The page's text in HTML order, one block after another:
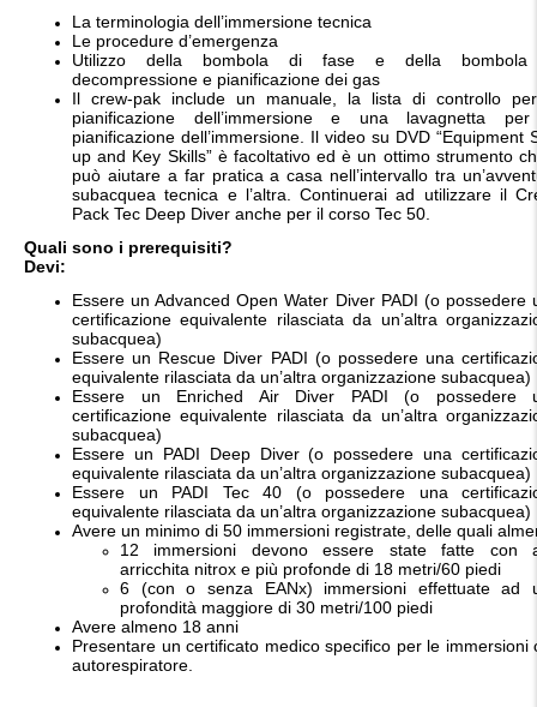
La terminologia dell’immersione tecnica
Le procedure d’emergenza
Utilizzo della bombola di fase e della
decompressione e pianificazione dei gas
Il crew-pak include un manuale, la lista di controllo
pianificazione dell’immersione e una lavagnetta
pianificazione dell’immersione. Il video su DVD “Equipment
up and Key Skills” è facoltativo ed è un ottimo strumento
può aiutare a far pratica a casa nell’intervallo tra
subacquea tecnica e l’altra. Continuerai ad utilizzare il
Pack Tec Deep Diver anche per il corso Tec 50.
Quali sono i prerequisiti?
Devi:
Essere un Advanced Open Water Diver PADI (o possedere
certificazione equivalente rilasciata da un’altra
subacquea)
Essere un Rescue Diver PADI (o possedere una
equivalente rilasciata da un’altra organizzazione subacquea)
Essere un Enriched Air Diver PADI (o possedere
certificazione equivalente rilasciata da un’altra
subacquea)
Essere un PADI Deep Diver (o possedere una
equivalente rilasciata da un’altra organizzazione subacquea)
Essere un PADI Tec 40 (o possedere una
equivalente rilasciata da un’altra organizzazione subacquea)
Avere un minimo di 50 immersioni registrate, delle quali
12 immersioni devono essere state fatte con
arricchita nitrox e più profonde di 18 metri/60 piedi
6 (con o senza EANx) immersioni effettuate ad
profondità maggiore di 30 metri/100 piedi
Avere almeno 18 anni
Presentare un certificato medico specifico per le immersioni
autorespiratore.